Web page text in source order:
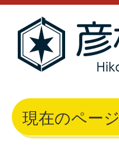
現在のページ